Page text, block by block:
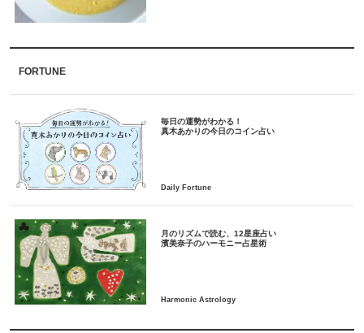
FORTUNE
毎日の運勢がわかる！
月のリズムで読む、12星座占い